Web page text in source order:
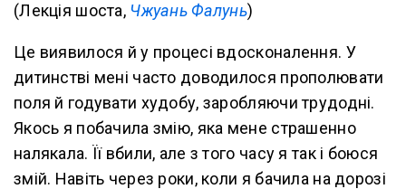
(Лекція шоста, Чжуань Фалунь)
Це виявилося й у процесі вдосконалення. У
дитинстві мені часто доводилося прополювати
поля й годувати худобу, заробляючи трудодні.
Якось я побачила змію, яка мене страшенно
налякала. Її вбили, але з того часу я так і боюся
змій. Навіть через роки, коли я бачила на дорозі